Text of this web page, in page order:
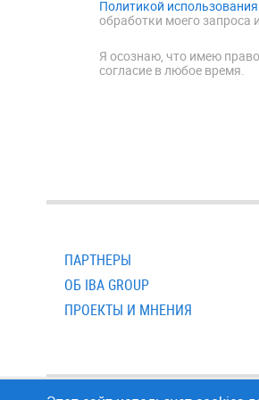
Политикой
обработки моего запроса
Я осознаю, что имею
согласие в любое время.
ПАРТНЕРЫ
ОБ IBA GROUP
ПРОЕКТЫ И МНЕНИЯ